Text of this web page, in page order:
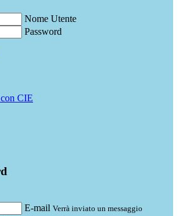
Nome Utente
Password
CIE
E-mail Verrà inviato un messaggio